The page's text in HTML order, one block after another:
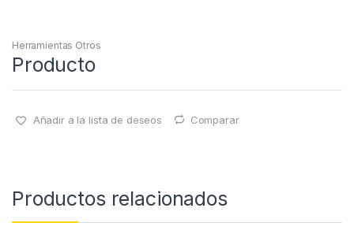
Herramientas Otros
Producto
Añadir a la lista de deseos Comparar
Productos relacionados